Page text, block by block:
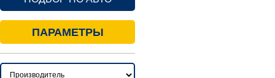
ПАРАМЕТРЫ